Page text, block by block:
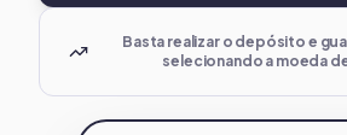
Basta realizar o depósito e
selecionando a moeda